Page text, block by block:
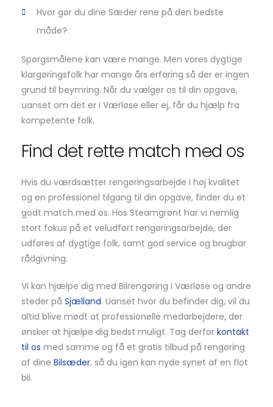
Hvor gør du dine Sæder rene på den bedste
måde?
Spørgsmålene kan være mange. Men vores dygtige
klargøringsfolk har mange års erfaring så der er ingen
grund til beymring. Når du vælger os til din opgave,
uanset om det er i Værløse eller ej, får du hjælp fra
kompetente folk.
Find det rette match med os
Hvis du værdsætter rengøringsarbejde i høj kvalitet
og en professionel tilgang til din opgave, finder du et
godt match med os. Hos Steamgrønt har vi nemlig
stort fokus på et veludført rengøringsarbejde, der
udføres af dygtige folk, samt god service og brugbar
rådgivning.
Vi kan hjælpe dig med Bilrengøring i Værløse og andre
steder på Sjælland. Uanset hvor du befinder dig, vil du
altid blive mødt at professionelle medarbejdere, der
ønsker at hjælpe dig bedst muligt. Tag derfor kontakt
til os med samme og få et gratis tilbud på rengøring
af dine Bilsæder, så du igen kan nyde synet af en flot
bil.